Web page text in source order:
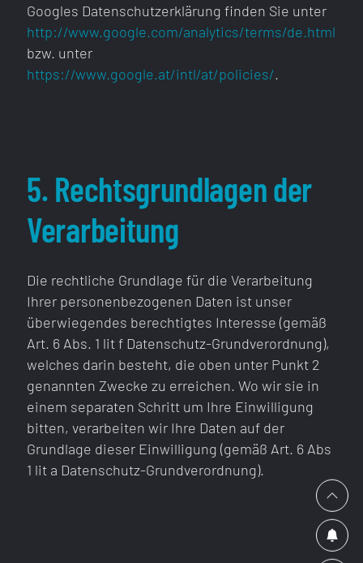
Googles Datenschutzerklärung finden Sie unter
http://www.google.com/analytics/terms/de.html
bzw. unter
https://www.google.at/intl/at/policies/.
5. Rechtsgrundlagen der
Verarbeitung
Die rechtliche Grundlage für die Verarbeitung
Ihrer personenbezogenen Daten ist unser
überwiegendes berechtigtes Interesse (gemäß
Art. 6 Abs. 1 lit f Datenschutz-Grundverordnung),
welches darin besteht, die oben unter Punkt 2
genannten Zwecke zu erreichen. Wo wir sie in
einem separaten Schritt um Ihre Einwilligung
bitten, verarbeiten wir Ihre Daten auf der
Grundlage dieser Einwilligung (gemäß Art. 6 Abs
1 lit a Datenschutz-Grundverordnung).
ABSENDEN
RÜCKRUF VEREINBAREN